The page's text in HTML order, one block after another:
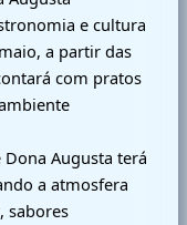
e cultura
a partir das
com pratos
Augusta terá
a atmosfera
sabores